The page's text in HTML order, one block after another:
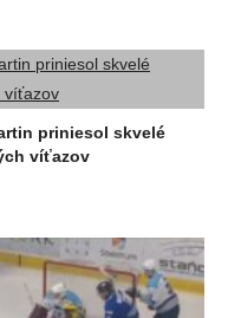
priniesol skvelé
víťazov